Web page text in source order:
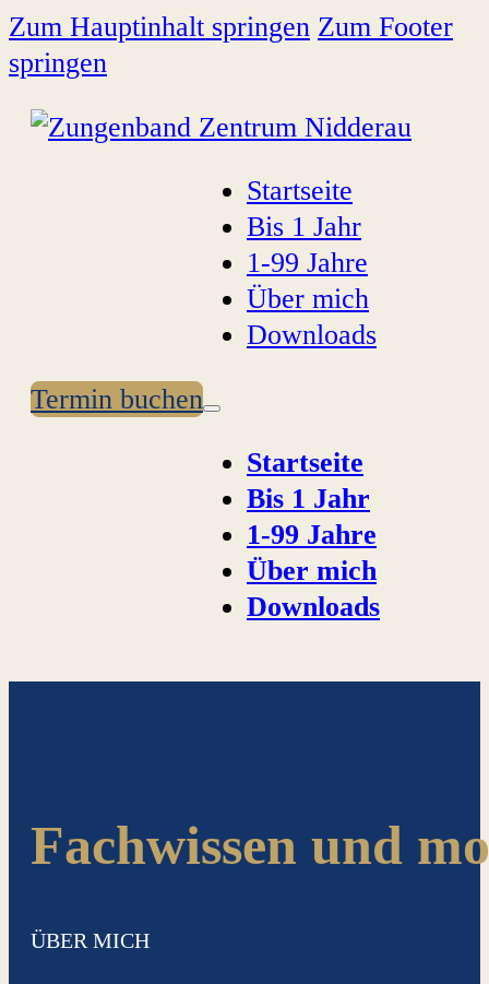
Zum Hauptinhalt springen Zum Footer
springen
Startseite
Bis 1 Jahr
1-99 Jahre
Über mich
Downloads
Startseite
Bis 1 Jahr
1-99 Jahre
Über mich
Downloads
Termin buchen
Fachwissen und
ÜBER MICH